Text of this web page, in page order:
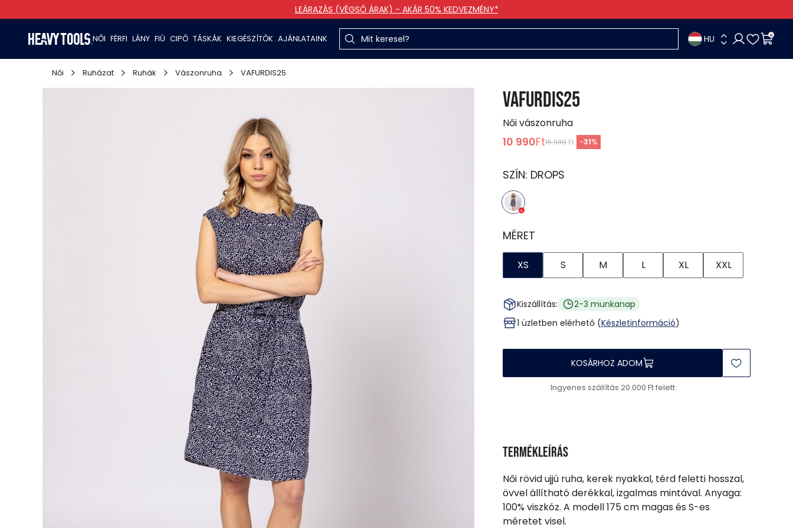
LEÁRAZÁS (VÉGSŐ ÁRAK) - AKÁR 50% KEDVEZMÉNY*
NŐI FÉRFI LÁNY FIÚ CIPŐ TÁSKÁK KIEGÉSZÍTŐK AJÁNLATAINK HU 0
Női Ruházat Ruhák Vászonruha VAFURDIS25
VAFURDIS25
Női vászonruha
10 990Ft15 990 Ft -31%
SZÍN: DROPS
MÉRET
XS S M L XL XXL
Kiszállítás:
2-3 munkanap
1 üzletben elérhető (Készletinformáció)
KOSÁRHOZ ADOM
Ingyenes szállítás 20.000 Ft felett
Termékleírás
Női rövid ujjú ruha, kerek nyakkal, térd feletti hosszal,
övvel állítható derékkal, izgalmas mintával. Anyaga:
100% viszkóz. A modell 175 cm magas és S-es
méretet visel.